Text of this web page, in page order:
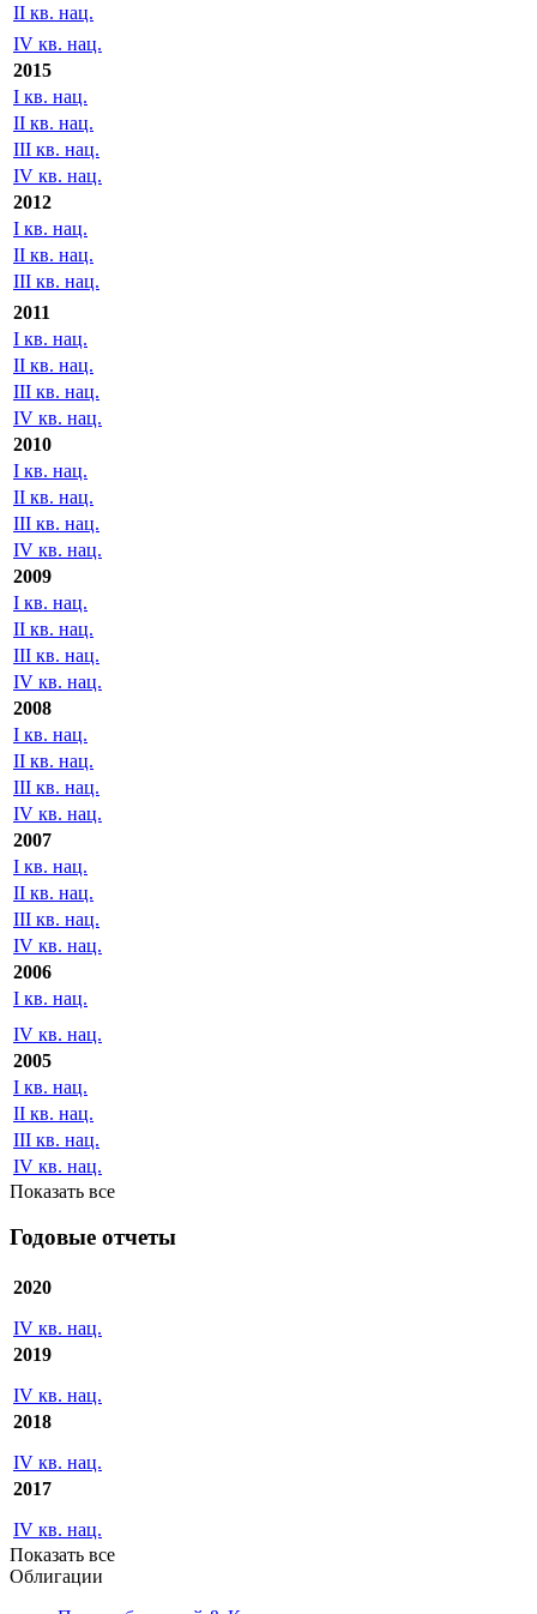
II кв. нац.
IV кв. нац.
2015
I кв. нац.
II кв. нац.
III кв. нац.
IV кв. нац.
2012
I кв. нац.
II кв. нац.
III кв. нац.
2011
I кв. нац.
II кв. нац.
III кв. нац.
IV кв. нац.
2010
I кв. нац.
II кв. нац.
III кв. нац.
IV кв. нац.
2009
I кв. нац.
II кв. нац.
III кв. нац.
IV кв. нац.
2008
I кв. нац.
II кв. нац.
III кв. нац.
IV кв. нац.
2007
I кв. нац.
II кв. нац.
III кв. нац.
IV кв. нац.
2006
I кв. нац.
IV кв. нац.
2005
I кв. нац.
II кв. нац.
III кв. нац.
IV кв. нац.
Показать все
Годовые отчеты
2020
IV кв. нац.
2019
IV кв. нац.
2018
IV кв. нац.
2017
IV кв. нац.
Показать все
Облигации